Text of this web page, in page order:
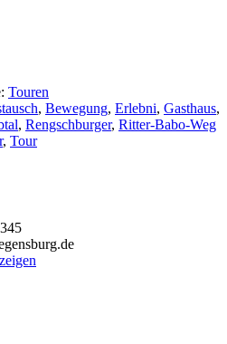
Touren
, Bewegung, Erlebni, Gasthaus,
, Rengschburger, Ritter-Babo-Weg
, Tour